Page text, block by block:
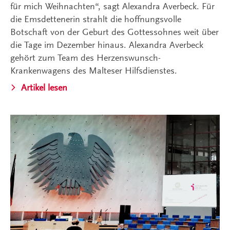
für mich Weihnachten“, sagt Alexandra Averbeck. Für
die Emsdettenerin strahlt die hoffnungsvolle
Botschaft von der Geburt des Gottessohnes weit über
die Tage im Dezember hinaus. Alexandra Averbeck
gehört zum Team des Herzenswunsch-
Krankenwagens des Malteser Hilfsdienstes.
Artikel lesen